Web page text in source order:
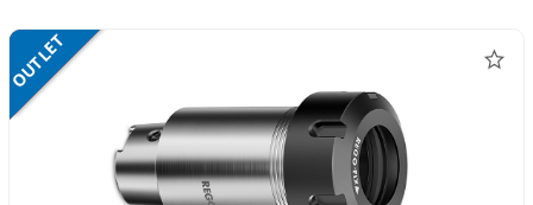
VENDITA
OUTLET